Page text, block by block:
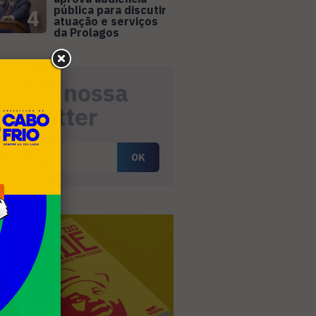
4
pública para discutir
atuação e serviços
da Prolagos
nossa